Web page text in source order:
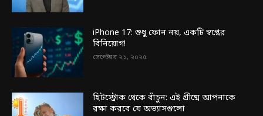
iPhone 17: শুধু ফোন নয়, একটি স্বপ্নের
বিনিয়োগ!
সেপ্টেম্বর ২১, ২০২৫
হিটস্ট্রোক থেকে বাঁচুন: এই গ্রীষ্মে আপনাকে
রক্ষা করবে যে অভ্যাসগুলো